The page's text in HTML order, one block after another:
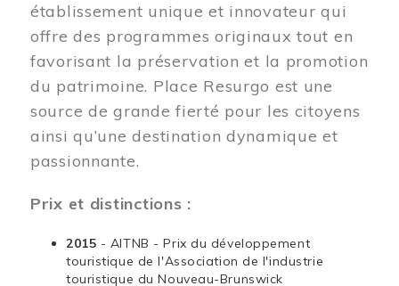
établissement unique et innovateur qui
offre des programmes originaux tout en
favorisant la préservation et la promotion
du patrimoine. Place Resurgo est une
source de grande fierté pour les citoyens
ainsi qu’une destination dynamique et
passionnante.
Prix et distinctions :
2015 - AITNB - Prix du développement
touristique de l'Association de l'industrie
touristique du Nouveau-Brunswick